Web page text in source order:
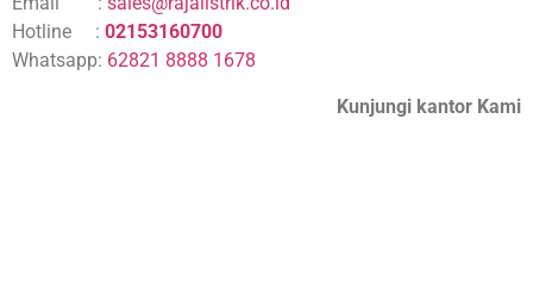
Hotline : 02153160700
Whatsapp: 62821 8888 1678
Kunjungi kantor Kami